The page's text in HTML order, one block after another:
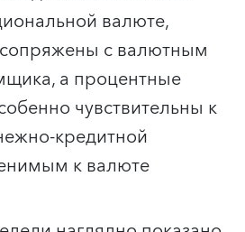
валюте,
с валютным
а процентные
чувствительны к
кредитной
к валюте